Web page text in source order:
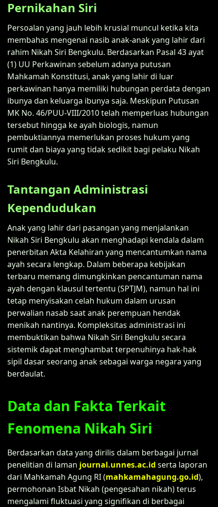
Pernikahan Siri
Persoalan yang jauh lebih krusial muncul ketika kita
membahas mengenai nasib anak-anak yang lahir dari
rahim Nikah Siri Bengkulu. Berdasarkan Pasal 43 ayat
(1) UU Perkawinan sebelum adanya putusan
Mahkamah Konstitusi, anak yang lahir di luar
perkawinan hanya memiliki hubungan perdata dengan
ibunya dan keluarga ibunya saja. Meskipun Putusan
MK No. 46/PUU-VIII/2010 telah memperluas hubungan
tersebut hingga ke ayah biologis, namun
pembuktiannya memerlukan proses hukum yang
rumit dan biaya yang tidak sedikit bagi pelaku Nikah
Siri Bengkulu.
Tantangan Administrasi
Kependudukan
Anak yang lahir dari pasangan yang menjalankan
Nikah Siri Bengkulu akan menghadapi kendala dalam
penerbitan Akta Kelahiran yang mencantumkan nama
ayah secara lengkap. Dalam beberapa kebijakan
terbaru memang dimungkinkan pencantuman nama
ayah dengan klausul tertentu (SPTJM), namun hal ini
tetap menyisakan celah hukum dalam urusan
perwalian nasab saat anak perempuan hendak
menikah nantinya. Kompleksitas administrasi ini
membuktikan bahwa Nikah Siri Bengkulu secara
sistemik dapat menghambat terpenuhinya hak-hak
sipil dasar seorang anak sebagai warga negara yang
berdaulat.
Data dan Fakta Terkait
Fenomena Nikah Siri
Berdasarkan data yang dirilis dalam berbagai jurnal
penelitian di laman journal.unnes.ac.id serta laporan
dari Mahkamah Agung RI (mahkamahagung.go.id),
permohonan Isbat Nikah (pengesahan nikah) terus
mengalami fluktuasi yang signifikan di berbagai